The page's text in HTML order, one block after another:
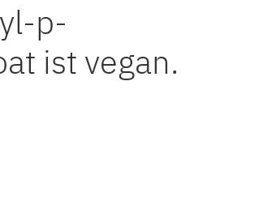
p-
ist vegan.